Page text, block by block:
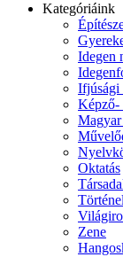
Kategóriáink
Idegen
Ifjúsági
Képző-
Oktatás
Zene